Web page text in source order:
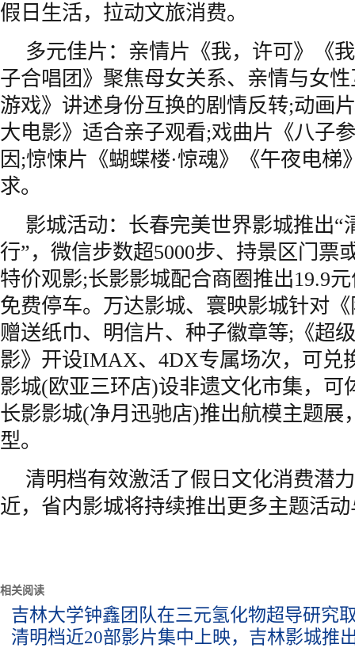
假日生活，拉动文旅消费。
多元佳片：亲情片《我，许可》《
子合唱团》聚焦母女关系、亲情与女
游戏》讲述身份互换的剧情反转;动画
大电影》适合亲子观看;戏曲片《八子
因;惊悚片《蝴蝶楼·惊魂》《午夜电梯
求。
影城活动：长春完美世界影城推出“
行”，微信步数超5000步、持景区门票
特价观影;长影影城配合商圈推出19.9
免费停车。万达影城、寰映影城针对
赠送纸巾、明信片、种子徽章等;《超
影》开设IMAX、4DX专属场次，可兑
影城(欧亚三环店)设非遗文化市集，可
长影影城(净月迅驰店)推出航模主题展
型。
清明档有效激活了假日文化消费潜
近，省内影城将持续推出更多主题活
相关阅读
吉林大学钟鑫团队在三元氢化物超导研究
清明档近20部影片集中上映，吉林影城推